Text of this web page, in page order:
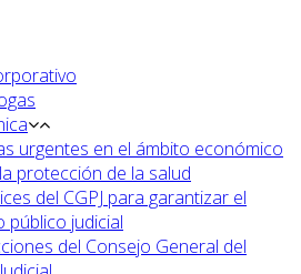
urgentes en el ámbito económico
protección de la salud
del CGPJ para garantizar el
público judicial
del Consejo General del